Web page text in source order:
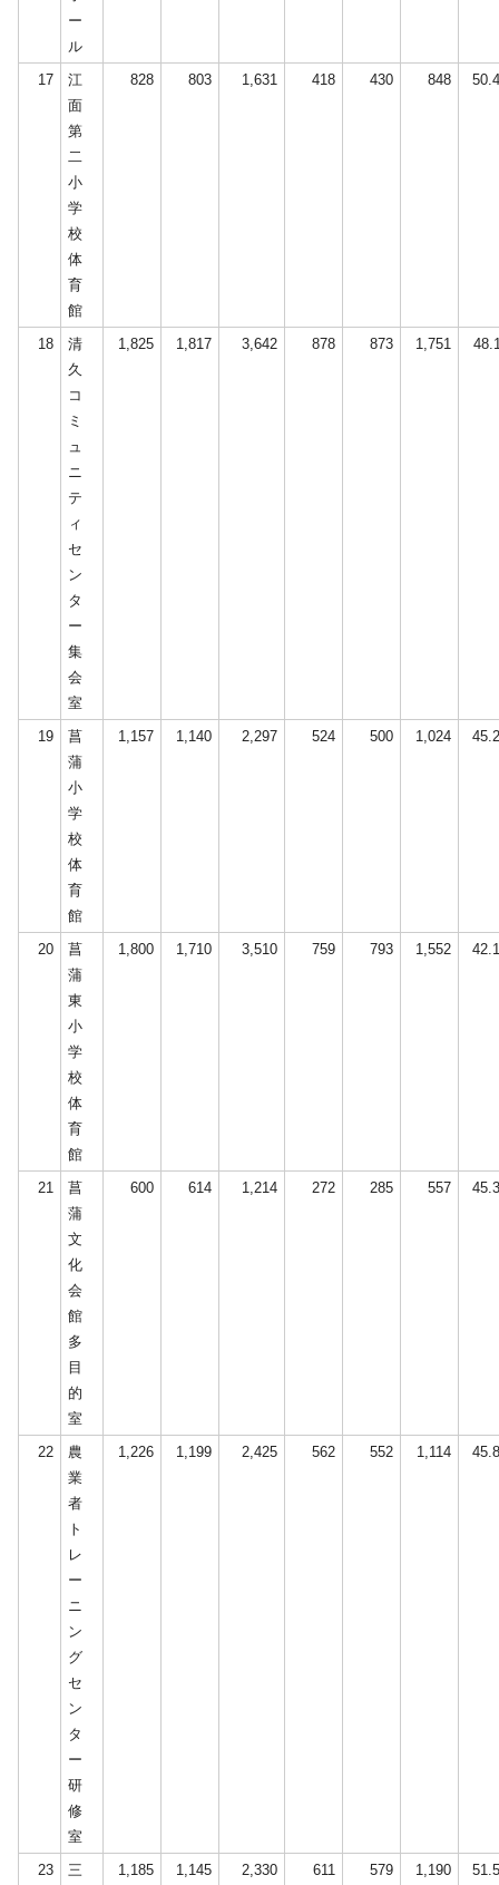
ー
ル
17
江
面
第
二
小
学
校
体
育
館
828 803 1,631 418 430 848
18
清
久
コ
ミ
ュ
ニ
テ
ィ
セ
ン
タ
ー
集
会
室
1,825 1,817 3,642 878 873 1,751
19
菖
蒲
小
学
校
体
育
館
1,157 1,140 2,297 524 500 1,024
20
菖
蒲
東
小
学
校
体
育
館
1,800 1,710 3,510 759 793 1,552
21
菖
蒲
文
化
会
館
多
目
的
室
600 614 1,214 272 285 557
22
農
業
者
ト
レ
ー
ニ
ン
グ
セ
ン
タ
ー
研
修
室
1,226 1,199 2,425 562 552 1,114
23
三
1,185 1,145 2,330 611 579 1,190